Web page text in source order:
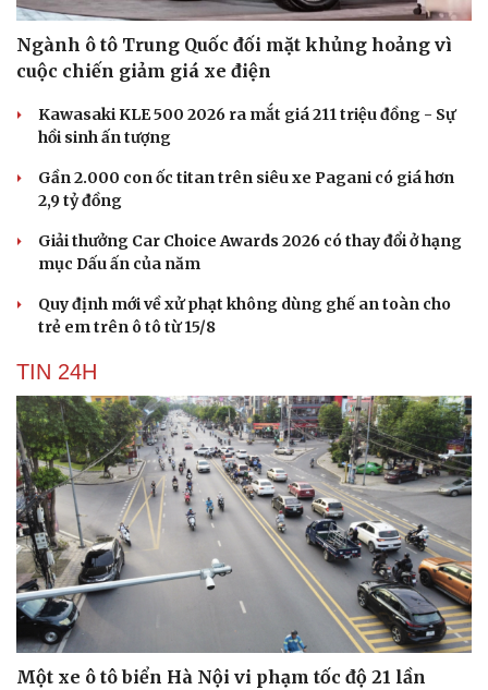
Ngành ô tô Trung Quốc đối mặt khủng hoảng vì
cuộc chiến giảm giá xe điện
Kawasaki KLE 500 2026 ra mắt giá 211 triệu đồng - Sự
hồi sinh ấn tượng
Gần 2.000 con ốc titan trên siêu xe Pagani có giá hơn
2,9 tỷ đồng
Giải thưởng Car Choice Awards 2026 có thay đổi ở hạng
mục Dấu ấn của năm
Quy định mới về xử phạt không dùng ghế an toàn cho
trẻ em trên ô tô từ 15/8
TIN 24H
Một xe ô tô biển Hà Nội vi phạm tốc độ 21 lần